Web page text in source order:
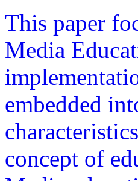
This paper
Media
embedded
concept of